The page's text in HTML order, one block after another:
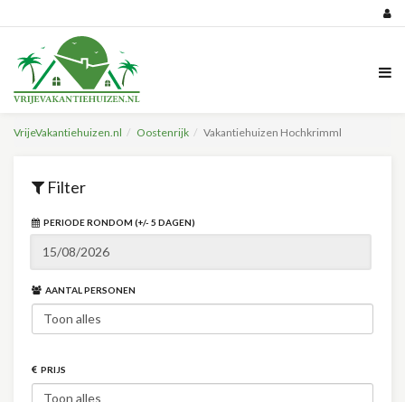
VrijeVakantiehuizen.nl Oostenrijk Vakantiehuizen Hochkrimml
Filter
PERIODE RONDOM (+/- 5 DAGEN)
AANTAL PERSONEN
PRIJS